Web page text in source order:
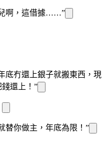
啊，這借據……”
底冇還上銀子就搬東西，現
還上！”
替你做主，年底為限！”